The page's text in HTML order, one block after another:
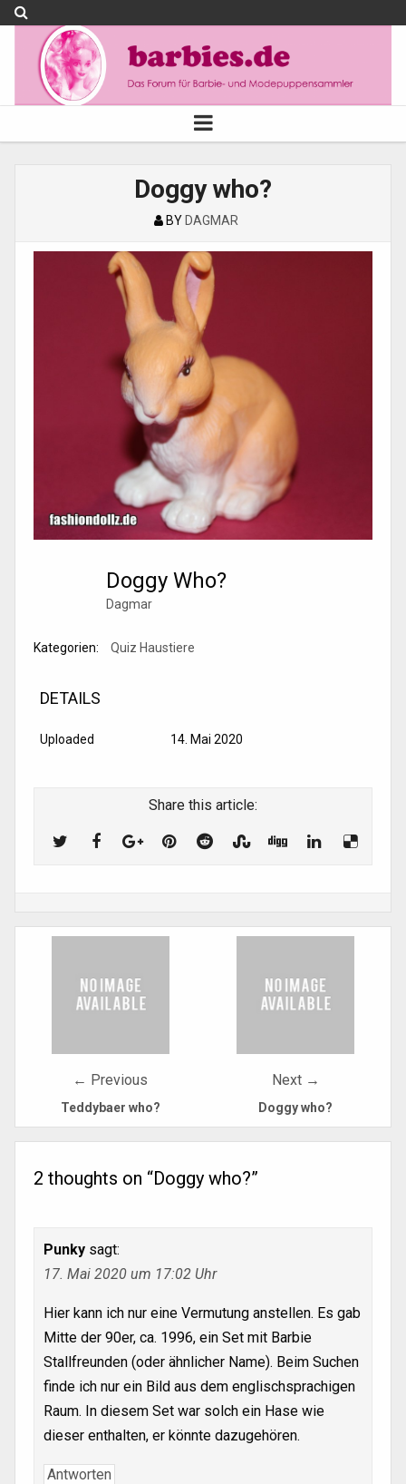
Doggy who?
BY DAGMAR
Doggy Who?
Dagmar
Kategorien: Quiz Haustiere
DETAILS
Uploaded 14. Mai 2020
Share this article:
navigation
← Previous
Teddybaer who?
Next →
Doggy who?
2 thoughts on “Doggy who?”
Punky sagt:
17. Mai 2020 um 17:02 Uhr
Hier kann ich nur eine Vermutung anstellen. Es gab
Mitte der 90er, ca. 1996, ein Set mit Barbie
Stallfreunden (oder ähnlicher Name). Beim Suchen
finde ich nur ein Bild aus dem englischsprachigen
Raum. In diesem Set war solch ein Hase wie
dieser enthalten, er könnte dazugehören.
Antworten